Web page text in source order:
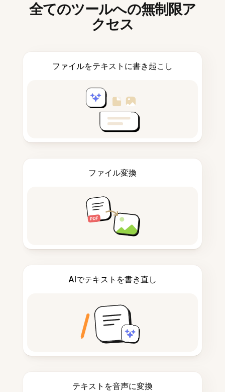
全てのツールへの無制限ア
クセス
ファイルをテキストに書き起こし
ファイル変換
AIでテキストを書き直し
テキストを音声に変換